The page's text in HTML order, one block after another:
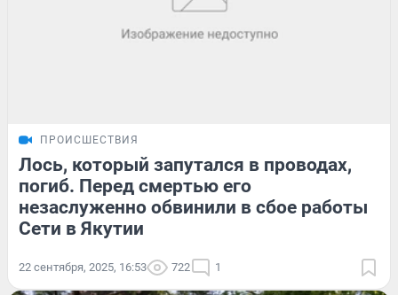
ПРОИСШЕСТВИЯ
Лось, который запутался в проводах,
погиб. Перед смертью его
незаслуженно обвинили в сбое работы
Сети в Якутии
22 сентября, 2025, 16:53 722 1